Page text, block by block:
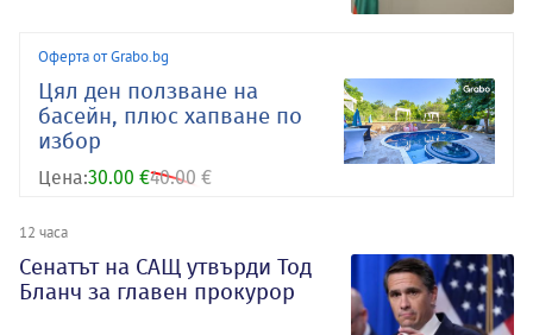
Оферта от Grabo.bg
Цял ден ползване на
басейн, плюс хапване по
избор
Цена:30.00 €40.00 €
12 часа
Сенатът на САЩ утвърди Тод
Бланч за главен прокурор